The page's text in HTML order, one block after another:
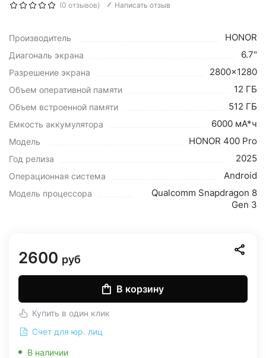
(0 отзывов) Написать отзыв
Производитель HONOR
Диагональ экрана 6.7"
Разрешение экрана 2800x1280
Объем оперативной памяти 12 ГБ
Объем встроенной памяти 512 ГБ
Емкость аккумулятора 6000 мА*ч
Модель HONOR 400 Pro
Год релиза 2025
Операционная система Android
Модель процессора
Qualcomm Snapdragon 8
Gen 3
2600 руб
В корзину
Купить в один клик
Счет для юр. лиц
В наличии